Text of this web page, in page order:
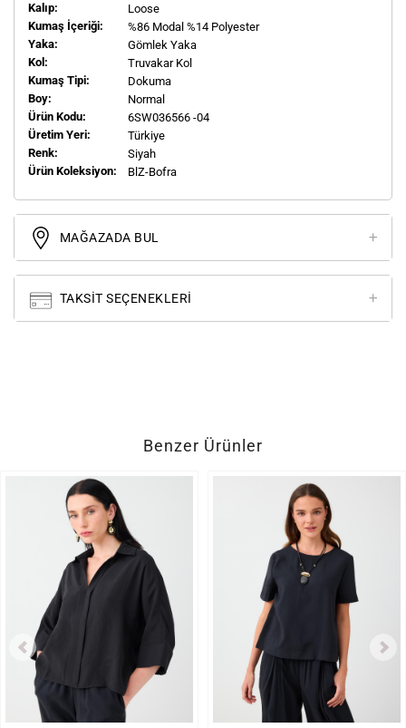
Kalıp:
Loose
Kumaş İçeriği:
%86 Modal %14 Polyester
Yaka:
Gömlek Yaka
Kol:
Truvakar Kol
Kumaş Tipi:
Dokuma
Boy:
Normal
Ürün Kodu:
6SW036566 -04
Üretim Yeri:
Türkiye
Renk:
Siyah
Ürün Koleksiyon:
BlZ-Bofra
MAĞAZADA BUL
TAKSIT SEÇENEKLERI
Benzer Ürünler